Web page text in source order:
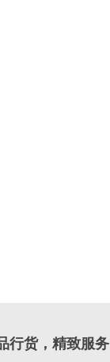
行货，精致服务